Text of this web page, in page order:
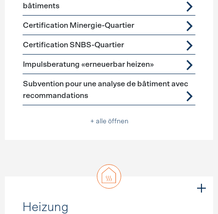
bâtiments
Certification Minergie-Quartier
Certification SNBS-Quartier
Impulsberatung «erneuerbar heizen»
Subvention pour une analyse de bâtiment avec
recommandations
+ alle öffnen
Heizung